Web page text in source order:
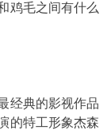
鸡毛之间有什么
经典的影视作品
的特工形象杰森